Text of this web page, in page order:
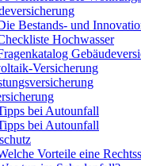
Bestands- und
Hochwasser
Versicherung
bei Autounfall
bei Autounfall
Vorteile eine